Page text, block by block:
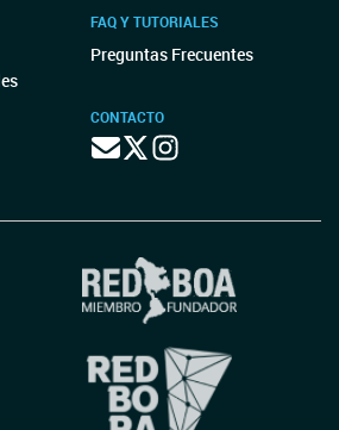
FAQ Y TUTORIALES
Preguntas Frecuentes
CONTACTO